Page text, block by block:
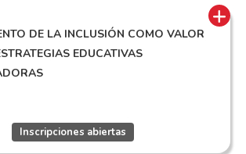
DE LA INCLUSIÓN COMO VALOR
EDUCATIVAS
Inscripciones abiertas